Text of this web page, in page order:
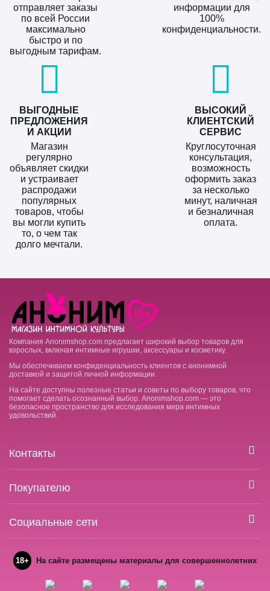
отправляет заказы
по всей России
максимально
быстро и по
выгодным тарифам.
информации для
100%
конфиденциальности.
ВЫГОДНЫЕ
ПРЕДЛОЖЕНИЯ
И АКЦИИ
Магазин
регулярно
объявляет скидки
и устраивает
распродажи
популярных
товаров, чтобы
вы могли купить
то, о чем так
долго мечтали.
ВЫСОКИЙ
КЛИЕНТСКИЙ
СЕРВИС
Круглосуточная
консультация,
возможность
оформить заказ
за несколько
минут, наличная
и безналичная
оплата.
Компания Anonimshop.com предлагает широкий выбор товаров для
взрослых, включая интимные игрушки, аксессуары и косметику.
Мы обеспечиваем конфиденциальность клиентов с анонимной
доставкой и защитой личной информации.
На сайте доступны полезные статьи и советы по выбору товаров, что
помогает сделать осознанный выбор. Anonimshop.com — это
безопасное пространство для исследования мира интимных
удовольствий.
Контакты
Покупателю
Социальные сети
18+ На сайте размещены материалы для совершеннолетних